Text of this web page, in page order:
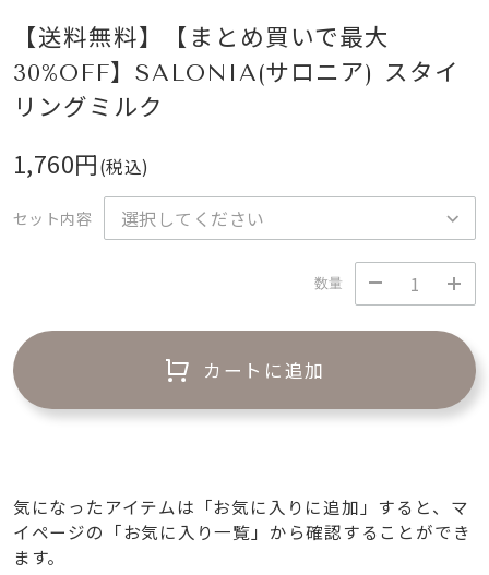
【送料無料】【まとめ買いで最大
30%OFF】SALONIA(サロニア) スタイ
リングミルク
1,760円(税込)
セット内容
数量
カートに追加
気になったアイテムは「お気に入りに追加」すると、マ
イページの「お気に入り一覧」から確認することができ
ます。